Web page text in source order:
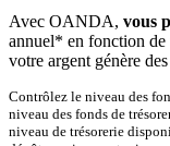
Avec OANDA, vous
annuel* en fonction
votre argent génère
Contrôlez le niveau des
niveau des fonds de
niveau de trésorerie